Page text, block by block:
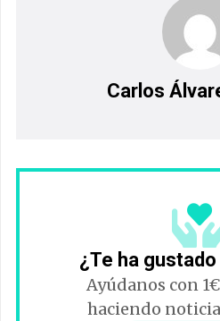
Carlos
¿Te ha
Ayúdanos con
haciendo